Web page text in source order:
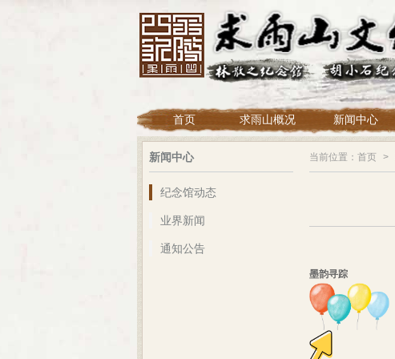
首页 求雨山概况 新闻中心
新闻中心
纪念馆动态
业界新闻
通知公告
当前位置： 首页 >
墨韵寻踪